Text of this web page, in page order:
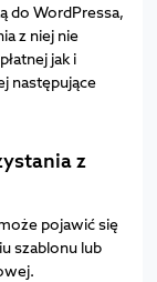
do WordPressa,
z niej nie
jak i
następujące
z
pojawić się
szablonu lub